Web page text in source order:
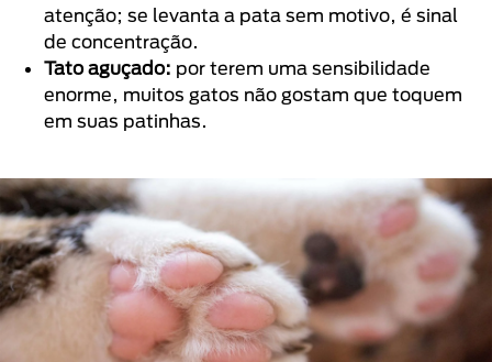
atenção; se levanta a pata sem motivo, é sinal
de concentração.
Tato aguçado: por terem uma sensibilidade
enorme, muitos gatos não gostam que toquem
em suas patinhas.